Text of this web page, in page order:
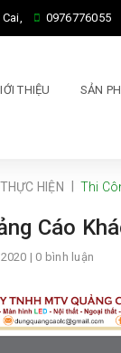
0976776055
THIỆU SẢN
HIỆN Thi
Cáo
| 0 bình luận